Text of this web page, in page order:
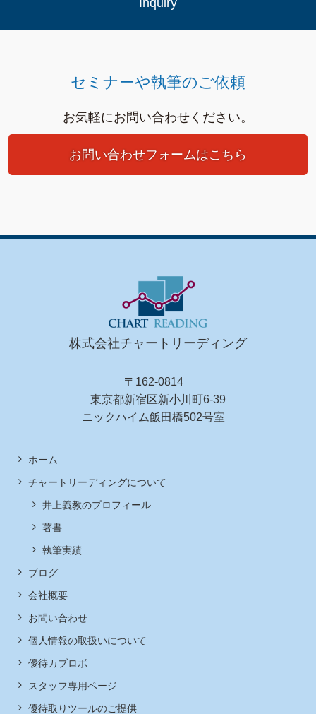
Inquiry
セミナーや執筆のご依頼
お気軽にお問い合わせください。
お問い合わせフォームはこちら
株式会社チャートリーディング
〒162-0814
東京都新宿区新小川町6-39
ニックハイム飯田橋502号室
ホーム
チャートリーディングについて
井上義教のプロフィール
著書
執筆実績
ブログ
会社概要
お問い合わせ
個人情報の取扱いについて
優待カブロボ
スタッフ専用ページ
優待取りツールのご提供